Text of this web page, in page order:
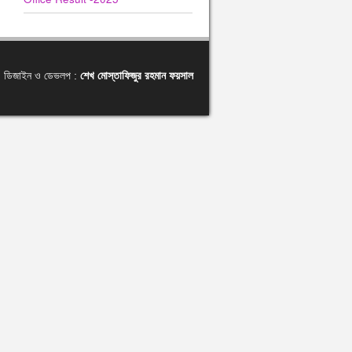
ডিজাইন ও ডেভলপ : শেখ মোস্তাফিজুর রহমান ফয়সাল